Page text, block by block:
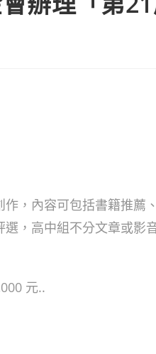
，內容可包括書籍推薦
，高中組不分文章或影
元..